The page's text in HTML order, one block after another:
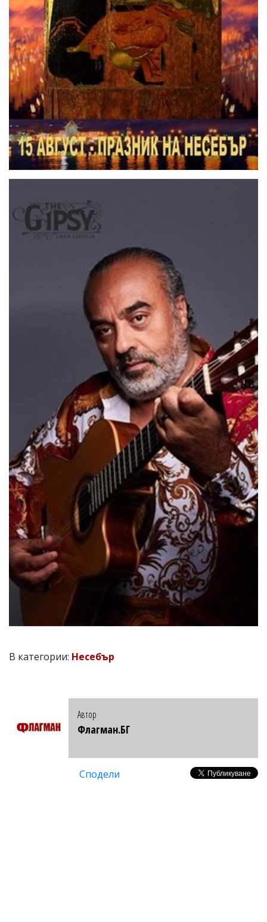
В категории: Несебър
Автор
Флагман.БГ
Сподели